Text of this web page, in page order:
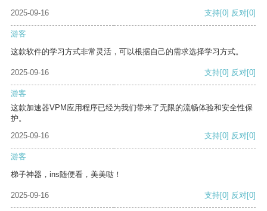
2025-09-16 支持[0] 反对[0]
游客
这款软件的学习方式非常灵活，可以根据自己的需求选择学习方式。
2025-09-16 支持[0] 反对[0]
游客
这款加速器VPM应用程序已经为我们带来了无限的流畅体验和安全性保
护。
2025-09-16
支持[0] 反对[0]
游客
梯子神器，ins随便看，美美哒！
2025-09-16 支持[0] 反对[0]